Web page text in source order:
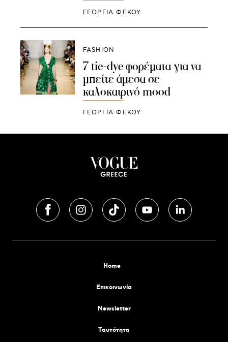
ΓΕΩΡΓΙΑ ΦΕΚΟΥ
FASHION
7 tie-dye φορέματα για να
μπείτε άμεσα σε
καλοκαιρινό mood
ΓΕΩΡΓΙΑ ΦΕΚΟΥ
Home
Επικοινωνία
Newsletter
Tαυτότητα